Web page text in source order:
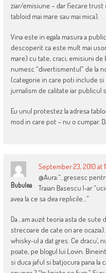
ziar/emisiune – dar fiecare
tabloid mai mare sau mai mica).
Vina este in egala masura a
descoperit ca este mult mai
mare) cu tate, craci, emisiuni
numesc “divertismentul” de la
(categorie in care poti include
jurnalism de calitate iar publicul
Eu unul protestez la adresa
mod in care pot – nu o cumpar.
Bubulea
September 23, 2010 at
@Aura:“…gresesc
Traian Basescu l-ar
avea la ce sa dea replicile…”
Da , am auzit teoria asta de sute
strecoare de cate ori are
whisky-ul a dat gres. Ce dracu’,
poate, pe blogul lui Lovin.
si duca jaful si batjocura pana la